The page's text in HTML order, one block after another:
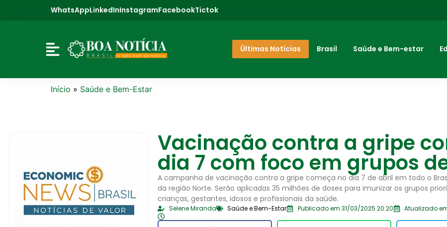
WhatsAppLinkedInInstagramFacebookTictok
Últimas Notícias Brasil Saúde e Bem-estar
Início » Saúde e Bem-Estar
Vacinação contra a gripe
dia 7 com foco em grupos
A campanha de vacinação contra a gripe começa no dia 7 de abril em todo o
da região Norte. Serão aplicadas 35 milhões de doses para imunizar os grupos
crianças, gestantes, idosos e profissionais da saúde.
Selene Miranda Saúde e Bem-Estar Publicado em 31/03/2025 20:20 Atualizado